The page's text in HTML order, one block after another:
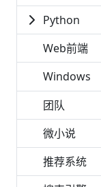
Python
Web前端
Windows
团队
微小说
推荐系统